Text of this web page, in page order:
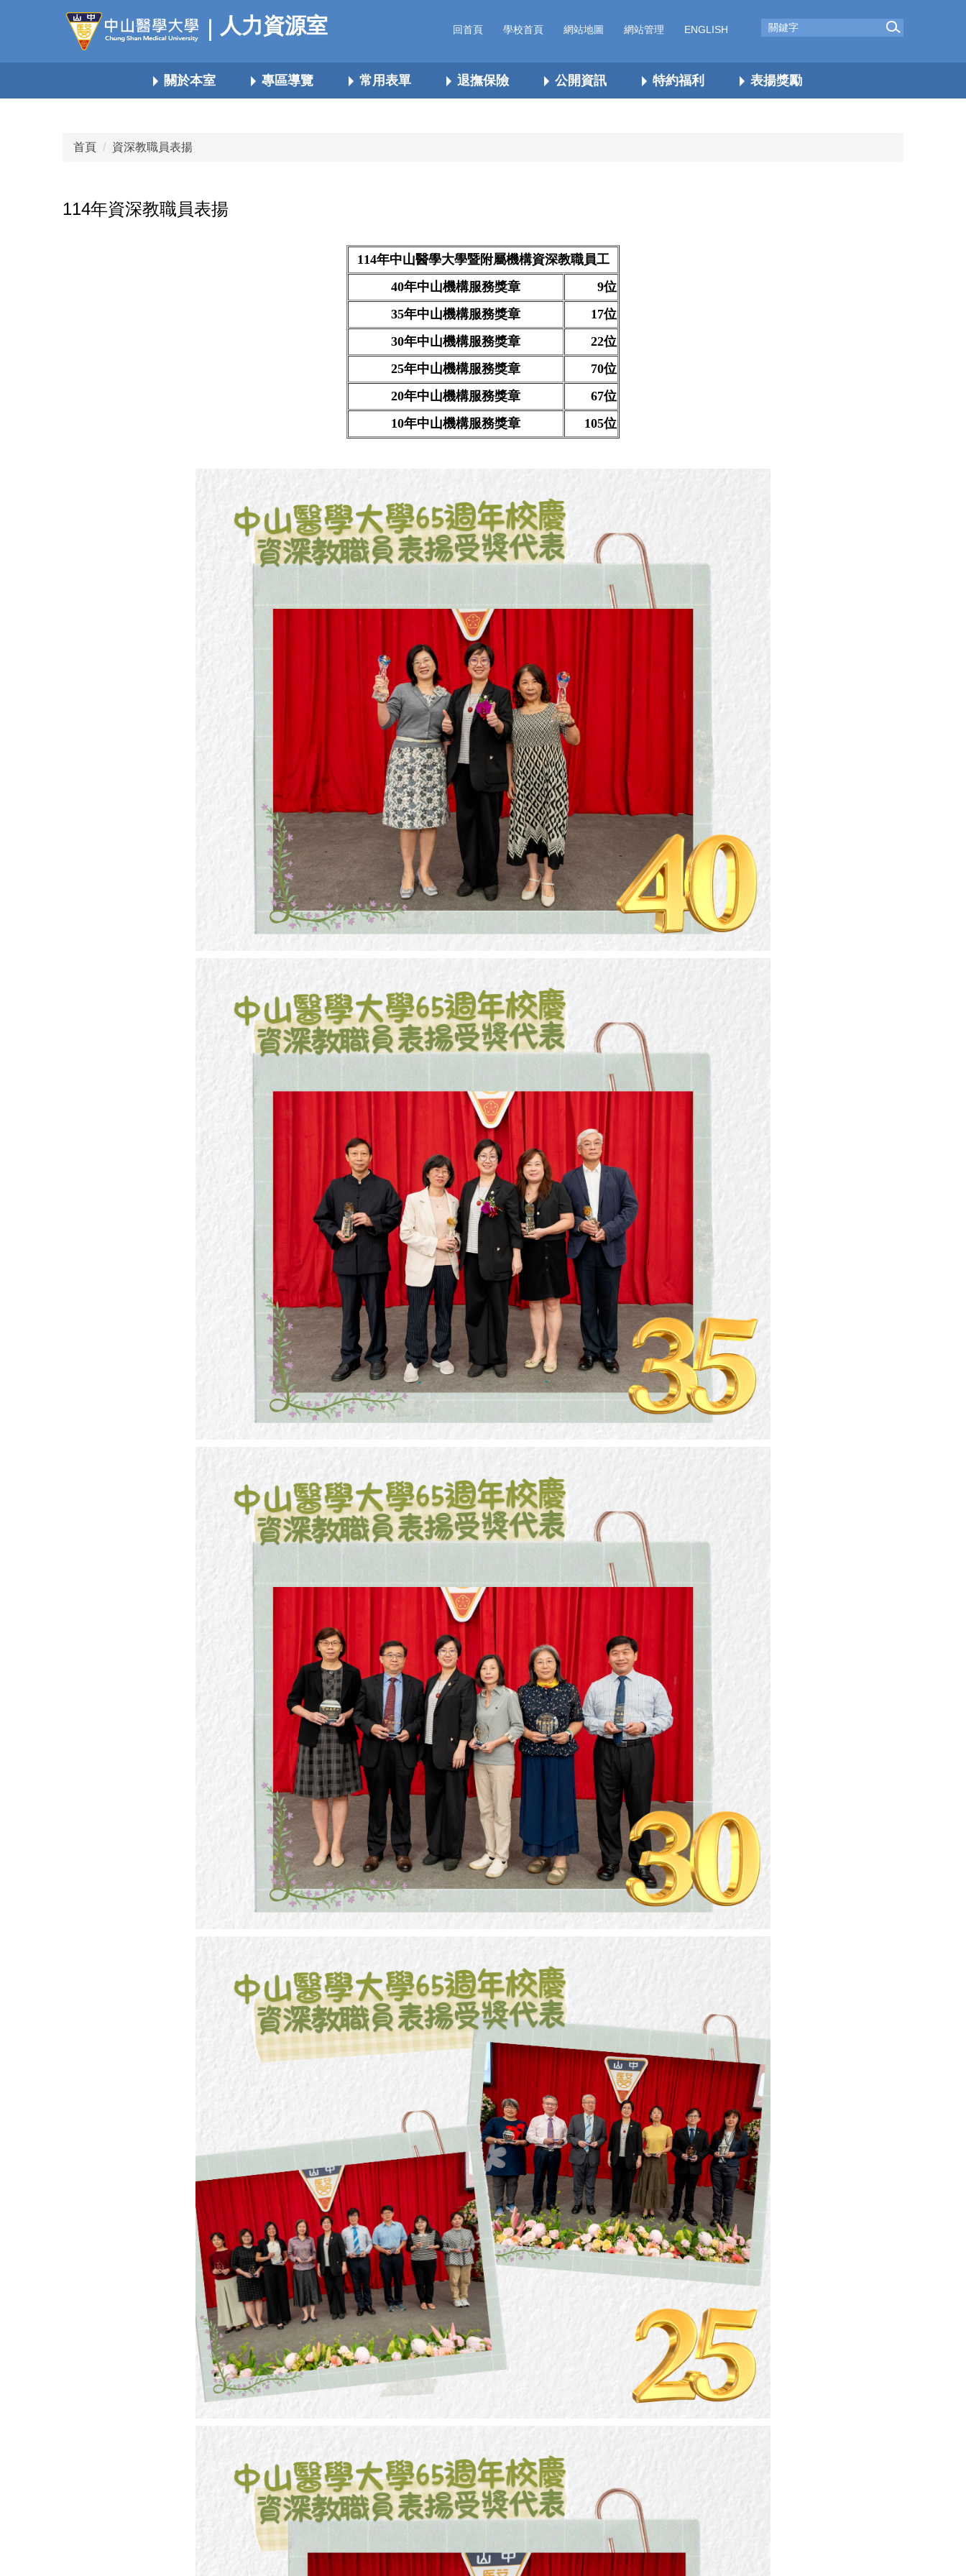
要
容
人力資源室 回首頁 學校首頁 網站地圖 網站管理 ENGLISH
關於本室 專區導覽 常用表單 退撫保險 公開資訊 特約福利 表揚獎勵
首頁 資深教職員表揚
114年資深教職員表揚
114年中山醫學大學暨附屬機構資深教職員工
40年中山機構服務獎章
9位
35年中山機構服務獎章
17位
30年中山機構服務獎章
22位
25年中山機構服務獎章
70位
20年中山機構服務獎章
67位
10年中山機構服務獎章
105位